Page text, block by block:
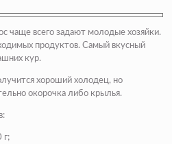
чаще всего задают молодые хозяйки.
продуктов. Самый вкусный
кур.
хороший холодец, но
окорочка либо крылья.
г;